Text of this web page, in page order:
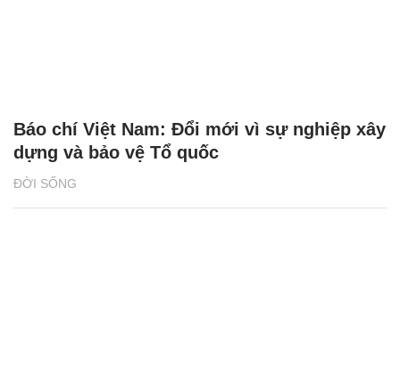
ĐỜI SỐNG
Báo chí Việt Nam: Đổi mới vì sự nghiệp xây
dựng và bảo vệ Tổ quốc